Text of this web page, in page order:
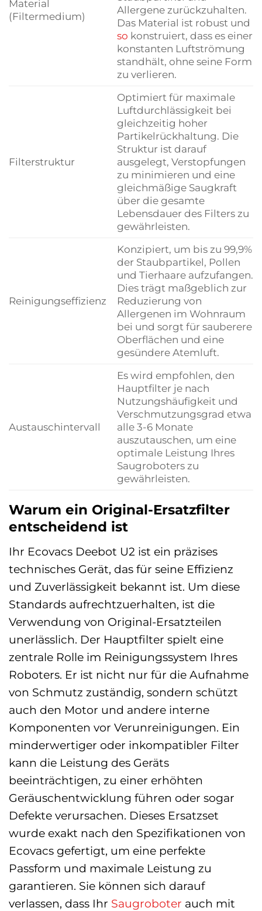
Material
(Filtermedium)
Allergene zurückzuhalten.
Das Material ist robust und
so konstruiert, dass es einer
konstanten Luftströmung
standhält, ohne seine Form
zu verlieren.
Filterstruktur
Optimiert für maximale
Luftdurchlässigkeit bei
gleichzeitig hoher
Partikelrückhaltung. Die
Struktur ist darauf
ausgelegt, Verstopfungen
zu minimieren und eine
gleichmäßige Saugkraft
über die gesamte
Lebensdauer des Filters zu
gewährleisten.
Reinigungseffizienz
Konzipiert, um bis zu 99,9%
der Staubpartikel, Pollen
und Tierhaare aufzufangen.
Dies trägt maßgeblich zur
Reduzierung von
Allergenen im Wohnraum
bei und sorgt für sauberere
Oberflächen und eine
gesündere Atemluft.
Austauschintervall
Es wird empfohlen, den
Hauptfilter je nach
Nutzungshäufigkeit und
Verschmutzungsgrad etwa
alle 3-6 Monate
auszutauschen, um eine
optimale Leistung Ihres
Saugroboters zu
gewährleisten.
Warum ein Original-Ersatzfilter
entscheidend ist
Ihr Ecovacs Deebot U2 ist ein präzises
technisches Gerät, das für seine Effizienz
und Zuverlässigkeit bekannt ist. Um diese
Standards aufrechtzuerhalten, ist die
Verwendung von Original-Ersatzteilen
unerlässlich. Der Hauptfilter spielt eine
zentrale Rolle im Reinigungssystem Ihres
Roboters. Er ist nicht nur für die Aufnahme
von Schmutz zuständig, sondern schützt
auch den Motor und andere interne
Komponenten vor Verunreinigungen. Ein
minderwertiger oder inkompatibler Filter
kann die Leistung des Geräts
beeinträchtigen, zu einer erhöhten
Geräuschentwicklung führen oder sogar
Defekte verursachen. Dieses Ersatzset
wurde exakt nach den Spezifikationen von
Ecovacs gefertigt, um eine perfekte
Passform und maximale Leistung zu
garantieren. Sie können sich darauf
verlassen, dass Ihr Saugroboter auch mit